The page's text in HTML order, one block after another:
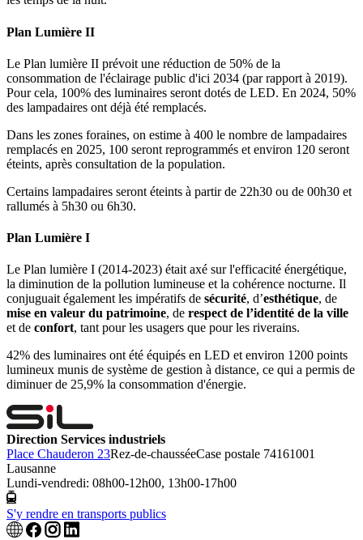
Plan Lumière II
Le Plan lumière II prévoit une réduction de 50% de la
consommation de l'éclairage public d'ici 2034 (par rapport à 2019).
Pour cela, 100% des luminaires seront dotés de LED. En 2024, 50%
des lampadaires ont déjà été remplacés.
Dans les zones foraines, on estime à 400 le nombre de lampadaires
remplacés en 2025, 100 seront reprogrammés et environ 120 seront
éteints, après consultation de la population.
Certains lampadaires seront éteints à partir de 22h30 ou de 00h30 et
rallumés à 5h30 ou 6h30.
Plan Lumière I
Le Plan lumière I (2014-2023) était axé sur l'efficacité énergétique,
la diminution de la pollution lumineuse et la cohérence nocturne. Il
conjuguait également les impératifs de sécurité, d’esthétique, de
mise en valeur du patrimoine, de respect de l’identité de la ville
et de confort, tant pour les usagers que pour les riverains.
42% des luminaires ont été équipés en LED et environ 1200 points
lumineux munis de système de gestion à distance, ce qui a permis de
diminuer de 25,9% la consommation d'énergie.
Direction Services industriels
Place Chauderon 23Rez-de-chausséeCase postale 74161001
Lausanne
Lundi-vendredi: 08h00-12h00, 13h00-17h00
S'y rendre en transports publics